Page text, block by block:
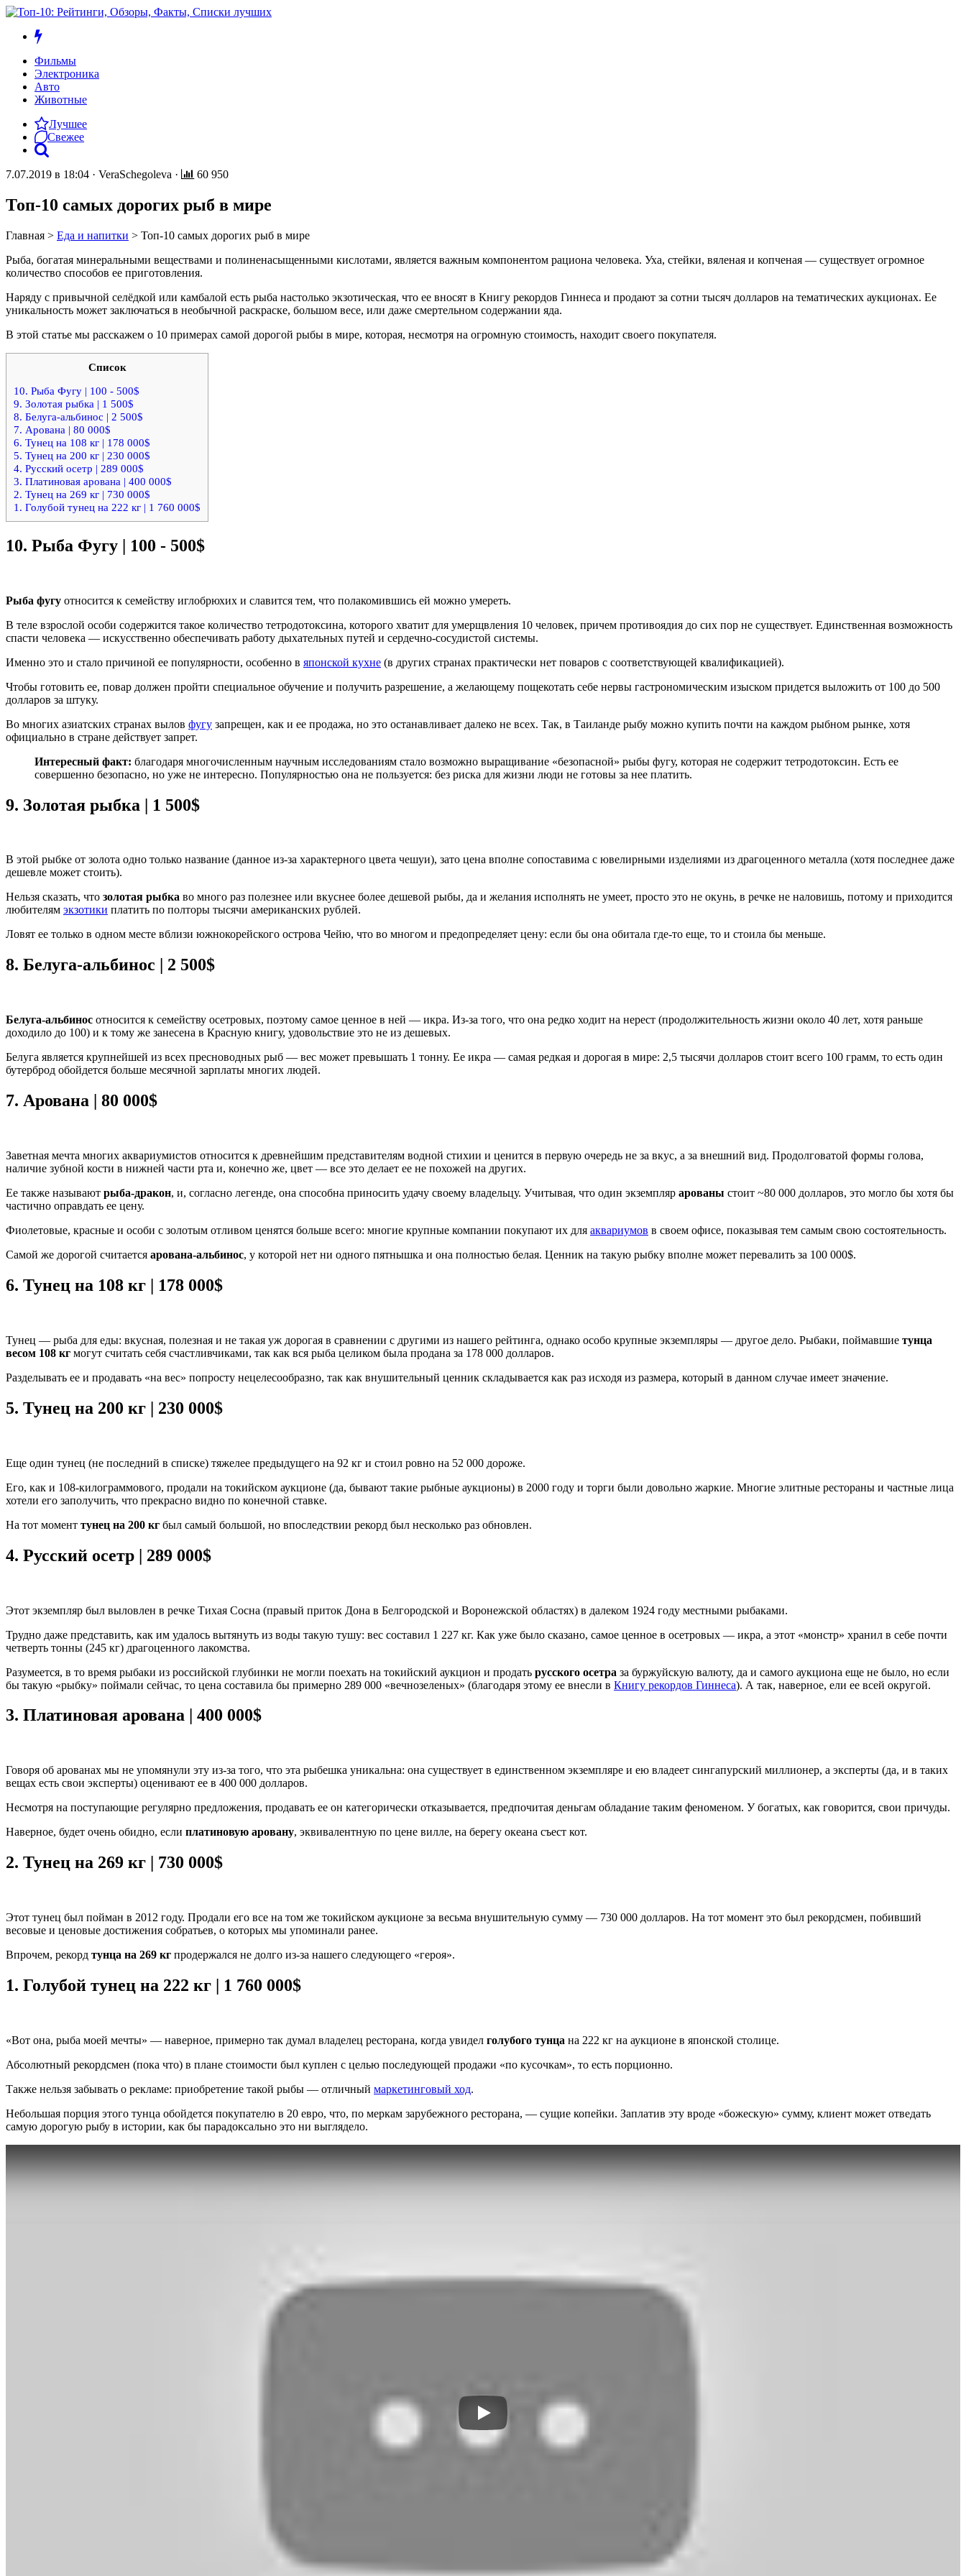
Фильмы
Электроника
Авто
Животные
Лучшее
Свежее
7.07.2019 в 18:04 · VeraSchegoleva · 60 950
Топ-10 самых дорогих рыб в мире
Главная > Еда и напитки > Топ-10 самых дорогих рыб в мире
Рыба, богатая минеральными веществами и полиненасыщенными кислотами, является важным компонентом рациона человека. Уха, стейки, вяленая и копченая — существует огромное
количество способов ее приготовления.
Наряду с привычной селёдкой или камбалой есть рыба настолько экзотическая, что ее вносят в Книгу рекордов Гиннеса и продают за сотни тысяч долларов на тематических аукционах. Ее
уникальность может заключаться в необычной раскраске, большом весе, или даже смертельном содержании яда.
В этой статье мы расскажем о 10 примерах самой дорогой рыбы в мире, которая, несмотря на огромную стоимость, находит своего покупателя.
Список
10. Рыба Фугу | 100 - 500$
9. Золотая рыбка | 1 500$
8. Белуга-альбинос | 2 500$
7. Арована | 80 000$
6. Тунец на 108 кг | 178 000$
5. Тунец на 200 кг | 230 000$
4. Русский осетр | 289 000$
3. Платиновая арована | 400 000$
2. Тунец на 269 кг | 730 000$
1. Голубой тунец на 222 кг | 1 760 000$
10. Рыба Фугу | 100 - 500$
Рыба фугу относится к семейству иглобрюхих и славится тем, что полакомившись ей можно умереть.
В теле взрослой особи содержится такое количество тетродотоксина, которого хватит для умерщвления 10 человек, причем противоядия до сих пор не существует. Единственная возможность
спасти человека — искусственно обеспечивать работу дыхательных путей и сердечно-сосудистой системы.
Именно это и стало причиной ее популярности, особенно в японской кухне (в других странах практически нет поваров с соответствующей квалификацией).
Чтобы готовить ее, повар должен пройти специальное обучение и получить разрешение, а желающему пощекотать себе нервы гастрономическим изыском придется выложить от 100 до 500
долларов за штуку.
Во многих азиатских странах вылов фугу запрещен, как и ее продажа, но это останавливает далеко не всех. Так, в Таиланде рыбу можно купить почти на каждом рыбном рынке, хотя
официально в стране действует запрет.
Интересный факт: благодаря многочисленным научным исследованиям стало возможно выращивание «безопасной» рыбы фугу, которая не содержит тетродотоксин. Есть ее
совершенно безопасно, но уже не интересно. Популярностью она не пользуется: без риска для жизни люди не готовы за нее платить.
9. Золотая рыбка | 1 500$
В этой рыбке от золота одно только название (данное из-за характерного цвета чешуи), зато цена вполне сопоставима с ювелирными изделиями из драгоценного металла (хотя последнее даже
дешевле может стоить).
Нельзя сказать, что золотая рыбка во много раз полезнее или вкуснее более дешевой рыбы, да и желания исполнять не умеет, просто это не окунь, в речке не наловишь, потому и приходится
любителям экзотики платить по полторы тысячи американских рублей.
Ловят ее только в одном месте вблизи южнокорейского острова Чейю, что во многом и предопределяет цену: если бы она обитала где-то еще, то и стоила бы меньше.
8. Белуга-альбинос | 2 500$
Белуга-альбинос относится к семейству осетровых, поэтому самое ценное в ней — икра. Из-за того, что она редко ходит на нерест (продолжительность жизни около 40 лет, хотя раньше
доходило до 100) и к тому же занесена в Красную книгу, удовольствие это не из дешевых.
Белуга является крупнейшей из всех пресноводных рыб — вес может превышать 1 тонну. Ее икра — самая редкая и дорогая в мире: 2,5 тысячи долларов стоит всего 100 грамм, то есть один
бутерброд обойдется больше месячной зарплаты многих людей.
7. Арована | 80 000$
Заветная мечта многих аквариумистов относится к древнейшим представителям водной стихии и ценится в первую очередь не за вкус, а за внешний вид. Продолговатой формы голова,
наличие зубной кости в нижней части рта и, конечно же, цвет — все это делает ее не похожей на других.
Ее также называют рыба-дракон, и, согласно легенде, она способна приносить удачу своему владельцу. Учитывая, что один экземпляр арованы стоит ~80 000 долларов, это могло бы хотя бы
частично оправдать ее цену.
Фиолетовые, красные и особи с золотым отливом ценятся больше всего: многие крупные компании покупают их для аквариумов в своем офисе, показывая тем самым свою состоятельность.
Самой же дорогой считается арована-альбинос, у которой нет ни одного пятнышка и она полностью белая. Ценник на такую рыбку вполне может перевалить за 100 000$.
6. Тунец на 108 кг | 178 000$
Тунец — рыба для еды: вкусная, полезная и не такая уж дорогая в сравнении с другими из нашего рейтинга, однако особо крупные экземпляры — другое дело. Рыбаки, поймавшие тунца
весом 108 кг могут считать себя счастливчиками, так как вся рыба целиком была продана за 178 000 долларов.
Разделывать ее и продавать «на вес» попросту нецелесообразно, так как внушительный ценник складывается как раз исходя из размера, который в данном случае имеет значение.
5. Тунец на 200 кг | 230 000$
Еще один тунец (не последний в списке) тяжелее предыдущего на 92 кг и стоил ровно на 52 000 дороже.
Его, как и 108-килограммового, продали на токийском аукционе (да, бывают такие рыбные аукционы) в 2000 году и торги были довольно жаркие. Многие элитные рестораны и частные лица
хотели его заполучить, что прекрасно видно по конечной ставке.
На тот момент тунец на 200 кг был самый большой, но впоследствии рекорд был несколько раз обновлен.
4. Русский осетр | 289 000$
Этот экземпляр был выловлен в речке Тихая Сосна (правый приток Дона в Белгородской и Воронежской областях) в далеком 1924 году местными рыбаками.
Трудно даже представить, как им удалось вытянуть из воды такую тушу: вес составил 1 227 кг. Как уже было сказано, самое ценное в осетровых — икра, а этот «монстр» хранил в себе почти
четверть тонны (245 кг) драгоценного лакомства.
Разумеется, в то время рыбаки из российской глубинки не могли поехать на токийский аукцион и продать русского осетра за буржуйскую валюту, да и самого аукциона еще не было, но если
бы такую «рыбку» поймали сейчас, то цена составила бы примерно 289 000 «вечнозеленых» (благодаря этому ее внесли в Книгу рекордов Гиннеса). А так, наверное, ели ее всей округой.
3. Платиновая арована | 400 000$
Говоря об арованах мы не упомянули эту из-за того, что эта рыбешка уникальна: она существует в единственном экземпляре и ею владеет сингапурский миллионер, а эксперты (да, и в таких
вещах есть свои эксперты) оценивают ее в 400 000 долларов.
Несмотря на поступающие регулярно предложения, продавать ее он категорически отказывается, предпочитая деньгам обладание таким феноменом. У богатых, как говорится, свои причуды.
Наверное, будет очень обидно, если платиновую аровану, эквивалентную по цене вилле, на берегу океана съест кот.
2. Тунец на 269 кг | 730 000$
Этот тунец был пойман в 2012 году. Продали его все на том же токийском аукционе за весьма внушительную сумму — 730 000 долларов. На тот момент это был рекордсмен, побивший
весовые и ценовые достижения собратьев, о которых мы упоминали ранее.
Впрочем, рекорд тунца на 269 кг продержался не долго из-за нашего следующего «героя».
1. Голубой тунец на 222 кг | 1 760 000$
«Вот она, рыба моей мечты» — наверное, примерно так думал владелец ресторана, когда увидел голубого тунца на 222 кг на аукционе в японской столице.
Абсолютный рекордсмен (пока что) в плане стоимости был куплен с целью последующей продажи «по кусочкам», то есть порционно.
Также нельзя забывать о рекламе: приобретение такой рыбы — отличный маркетинговый ход.
Небольшая порция этого тунца обойдется покупателю в 20 евро, что, по меркам зарубежного ресторана, — сущие копейки. Заплатив эту вроде «божескую» сумму, клиент может отведать
самую дорогую рыбу в истории, как бы парадоксально это ни выглядело.